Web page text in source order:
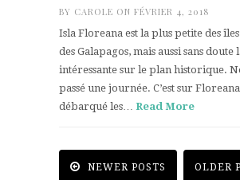
BY CAROLE ON FÉVRIER 4, 2018
Isla Floreana est la plus petite des
des Galapagos, mais aussi sans doute
intéressante sur le plan historique.
passé une journée. C’est sur
débarqué les… Read More
OLDER
NEWER POSTS